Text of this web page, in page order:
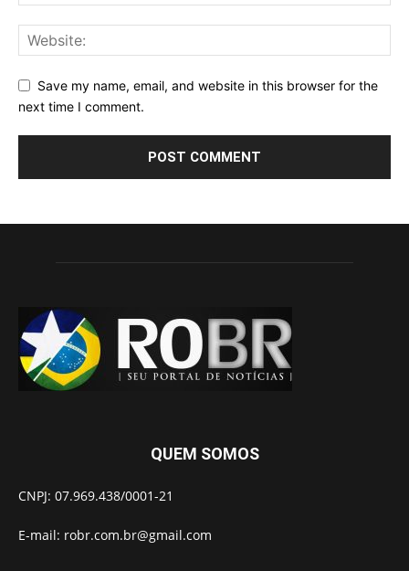
Save my name, email, and website in this browser for the
next time I comment.
QUEM SOMOS
CNPJ: 07.969.438/0001-21
E-mail: robr.com.br@gmail.com